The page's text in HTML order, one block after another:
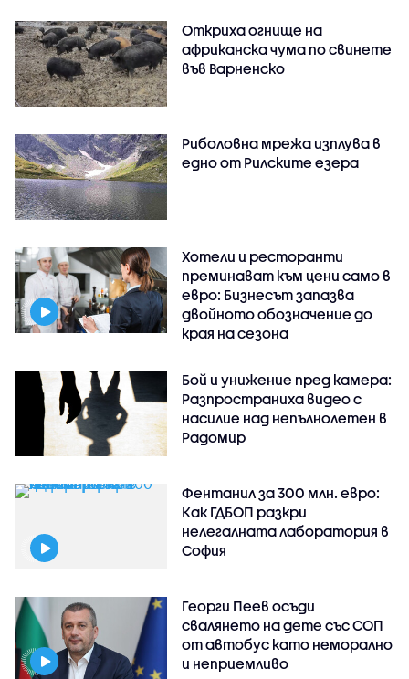
Откриха огнище на
африканска чума по свинете
във Варненско
Риболовна мрежа изплува в
едно от Рилските езера
Хотели и ресторанти
преминават към цени само в
евро: Бизнесът запазва
двойното обозначение до
края на сезона
Бой и унижение пред камера:
Разпространиха видео с
насилие над непълнолетен в
Радомир
Фентанил за 300 млн. евро:
Как ГДБОП разкри
нелегалната лаборатория в
София
Георги Пеев осъди
свалянето на дете със СОП
от автобус като неморално
и неприемливо